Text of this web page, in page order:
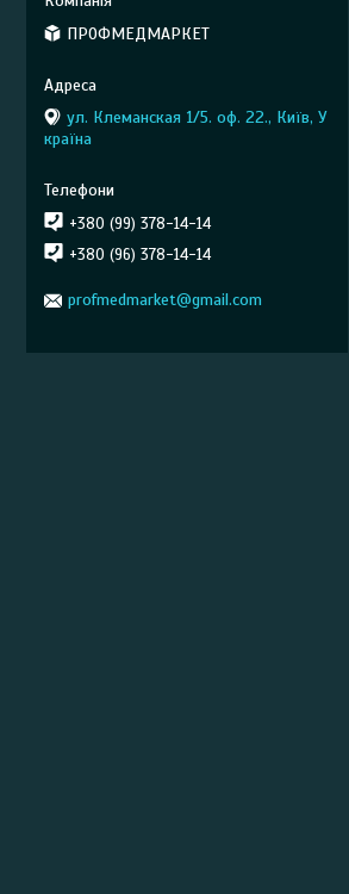
ПРОФМЕДМАРКЕТ
ул. Клеманская 1/5. оф. 22., Київ, У
країна
+380 (99) 378-14-14
+380 (96) 378-14-14
profmedmarket@gmail.com